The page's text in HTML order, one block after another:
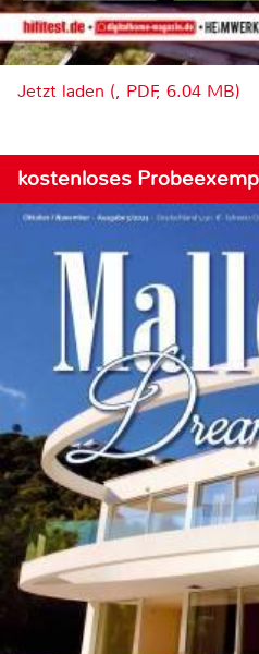
Jetzt laden (, PDF, 6.04 MB)
kostenloses